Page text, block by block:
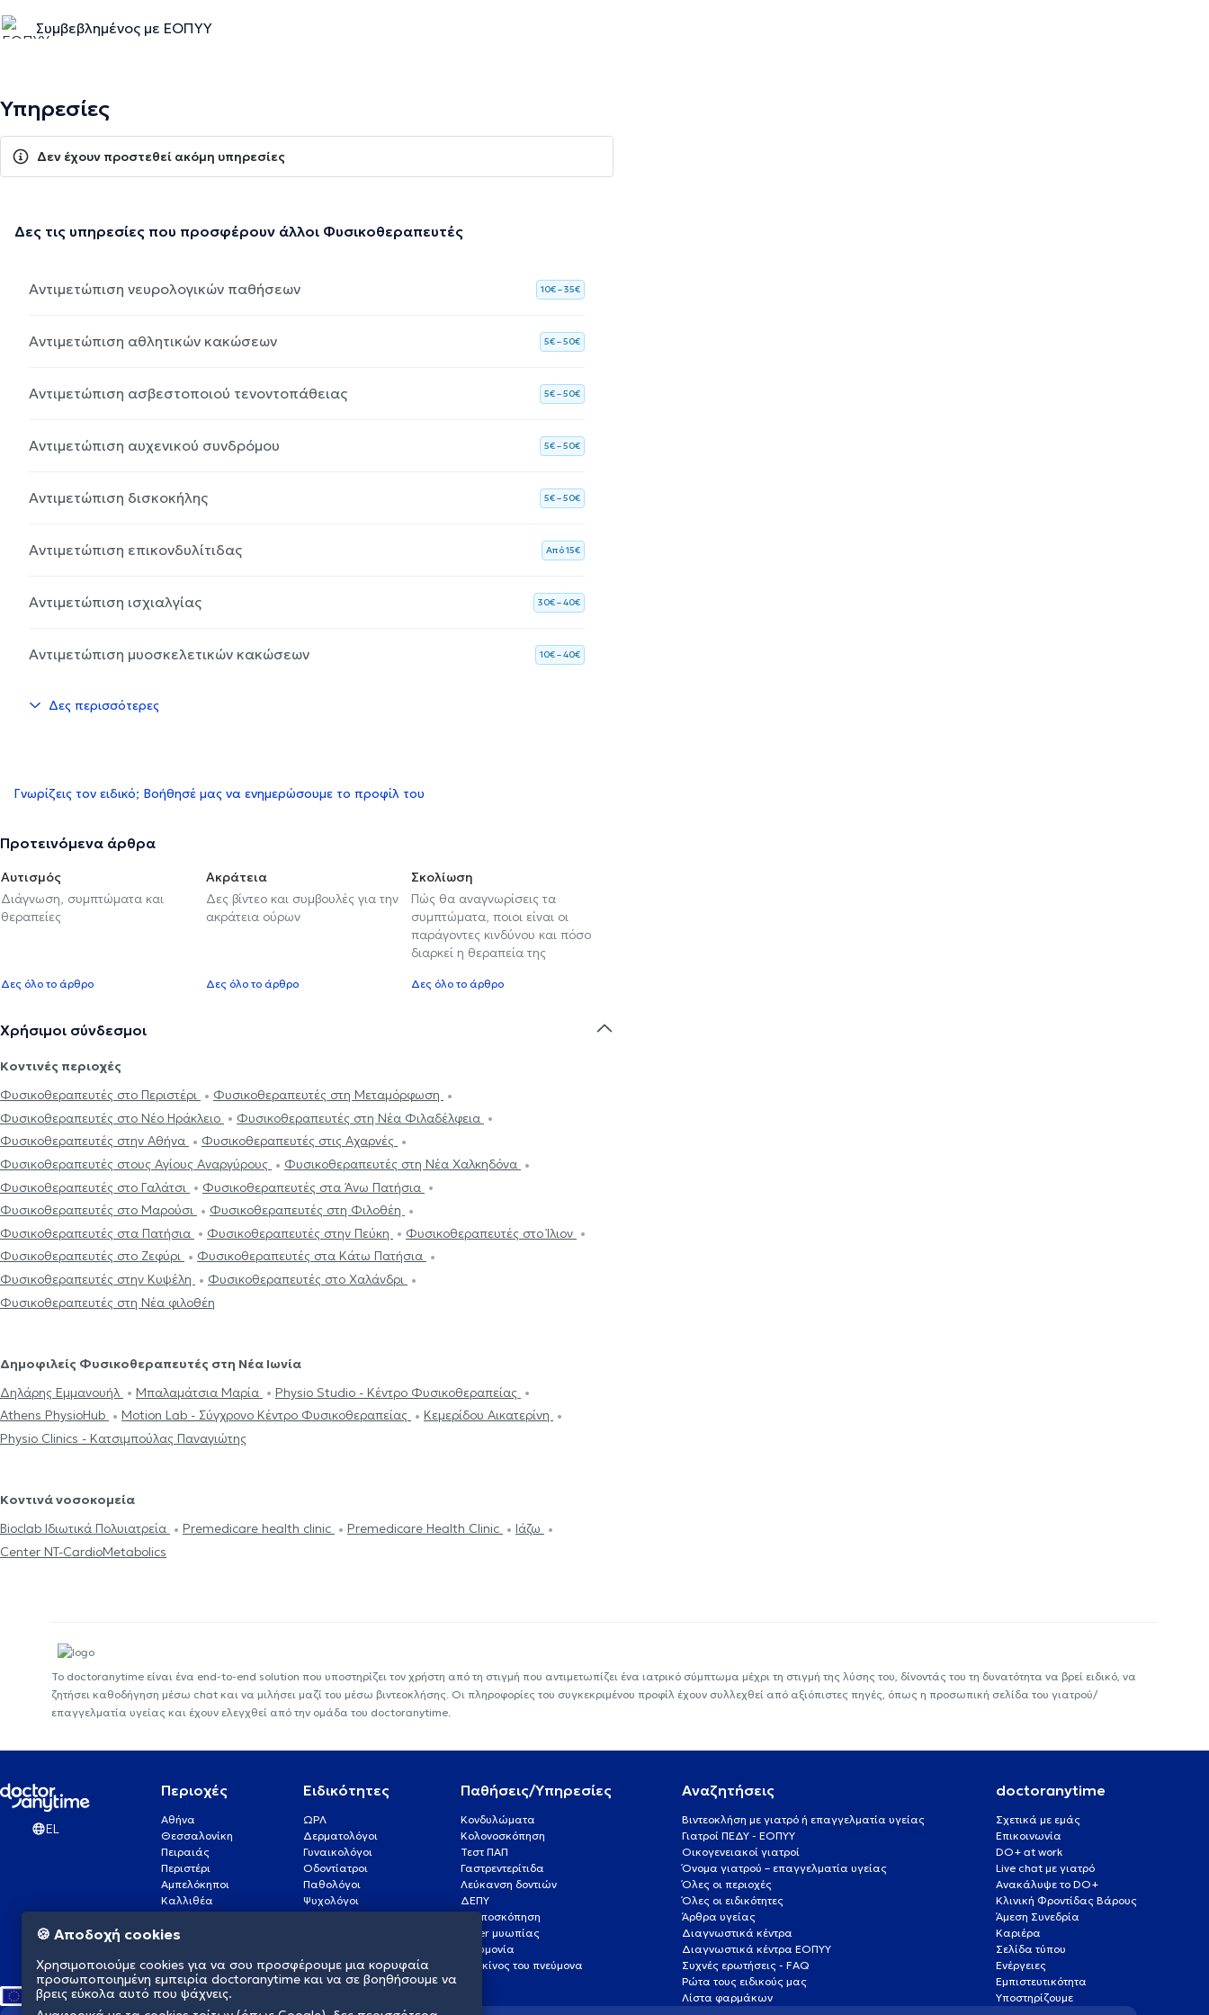
Συμβεβλημένος με ΕΟΠΥΥ
Υπηρεσίες
Δεν έχουν προστεθεί ακόμη υπηρεσίες
Δες τις υπηρεσίες που προσφέρουν άλλοι Φυσικοθεραπευτές
Αντιμετώπιση νευρολογικών παθήσεων 10€ – 35€
Αντιμετώπιση αθλητικών κακώσεων 5€ – 50€
Αντιμετώπιση ασβεστοποιού τενοντοπάθειας 5€ – 50€
Αντιμετώπιση αυχενικού συνδρόμου 5€ – 50€
Αντιμετώπιση δισκοκήλης 5€ – 50€
Αντιμετώπιση επικονδυλίτιδας Aπό 15€
Αντιμετώπιση ισχιαλγίας 30€ – 40€
Αντιμετώπιση μυοσκελετικών κακώσεων 10€ – 40€
Δες περισσότερες
Γνωρίζεις τον ειδικό; Βοήθησέ μας να ενημερώσουμε το προφίλ του
Προτεινόμενα άρθρα
Αυτισμός
Διάγνωση, συμπτώματα και
θεραπείες
Δες όλο το άρθρο
Ακράτεια
Δες βίντεο και συμβουλές για την
ακράτεια ούρων
Δες όλο το άρθρο
Σκολίωση
Πώς θα αναγνωρίσεις τα
συμπτώματα, ποιοι είναι οι
παράγοντες κινδύνου και πόσο
διαρκεί η θεραπεία της
Δες όλο το άρθρο
Χρήσιμοι σύνδεσμοι
Κοντινές περιοχές
Φυσικοθεραπευτές στο Περιστέρι
Φυσικοθεραπευτές στη Μεταμόρφωση
Φυσικοθεραπευτές στο Νέο Ηράκλειο
Φυσικοθεραπευτές στη Νέα Φιλαδέλφεια
Φυσικοθεραπευτές στην Αθήνα
Φυσικοθεραπευτές στις Αχαρνές
Φυσικοθεραπευτές στους Αγίους Αναργύρους
Φυσικοθεραπευτές στη Νέα Χαλκηδόνα
Φυσικοθεραπευτές στο Γαλάτσι
Φυσικοθεραπευτές στα Άνω Πατήσια
Φυσικοθεραπευτές στο Μαρούσι
Φυσικοθεραπευτές στη Φιλοθέη
Φυσικοθεραπευτές στα Πατήσια
Φυσικοθεραπευτές στην Πεύκη
Φυσικοθεραπευτές στο Ίλιον
Φυσικοθεραπευτές στο Ζεφύρι
Φυσικοθεραπευτές στα Κάτω Πατήσια
Φυσικοθεραπευτές στην Κυψέλη
Φυσικοθεραπευτές στο Χαλάνδρι
Φυσικοθεραπευτές στη Νέα φιλοθέη
Δημοφιλείς Φυσικοθεραπευτές στη Νέα Ιωνία
Δηλάρης Εμμανουήλ
Μπαλαμάτσια Μαρία
Physio Studio - Κέντρο Φυσικοθεραπείας
Athens PhysioHub
Motion Lab - Σύγχρονο Κέντρο Φυσικοθεραπείας
Κεμερίδου Αικατερίνη
Physio Clinics - Κατσιμπούλας Παναγιώτης
Κοντινά νοσοκομεία
Bioclab Ιδιωτικά Πολυιατρεία
Premedicare health clinic Premedicare Health Clinic
Ιάζω
Center NT-CardioMetabolics
Το doctoranytime είναι ένα end-to-end solution που υποστηρίζει τον χρήστη από τη στιγμή που αντιμετωπίζει ένα ιατρικό σύμπτωμα μέχρι τη στιγμή της λύσης του, δίνοντάς του τη δυνατότητα να βρεί ειδικό, να
ζητήσει καθοδήγηση μέσω chat και να μιλήσει μαζί του μέσω βιντεοκλήσης. Οι πληροφορίες του συγκεκριμένου προφίλ έχουν συλλεχθεί από αξιόπιστες πηγές, όπως η προσωπική σελίδα του γιατρού/
επαγγελματία υγείας και έχουν ελεγχθεί από την ομάδα του doctoranytime.
EL
Περιοχές
Αθήνα
Θεσσαλονίκη
Πειραιάς
Περιστέρι
Αμπελόκηποι
Καλλιθέα
Πάτρα
Γλυφάδα
Νέα Σμύρνη
Ειδικότητες
ΩΡΛ
Δερματολόγοι
Γυναικολόγοι
Οδοντίατροι
Παθολόγοι
Ψυχολόγοι
Οφθαλμίατροι
Καρδιολόγοι
Παθήσεις/Υπηρεσίες
Κονδυλώματα
Κολονοσκόπηση
Τεστ ΠΑΠ
Γαστρεντερίτιδα
Λεύκανση δοντιών
ΔΕΠΥ
Κολποσκόπηση
Laser μυωπίας
Πνευμονία
Καρκίνος του πνεύμονα
Αναζητήσεις
Βιντεοκλήση με γιατρό ή επαγγελματία υγείας
Γιατροί ΠΕΔΥ - ΕΟΠΥΥ
Οικογενειακοί γιατροί
Όνομα γιατρού – επαγγελματία υγείας
Όλες οι περιοχές
Όλες οι ειδικότητες
Άρθρα υγείας
Διαγνωστικά κέντρα
Διαγνωστικά κέντρα ΕΟΠΥΥ
Συχνές ερωτήσεις - FAQ
Ρώτα τους ειδικούς μας
Λίστα φαρμάκων
doctoranytime
Σχετικά με εμάς
Επικοινωνία
DO+ at work
Live chat με γιατρό
Ανακάλυψε το DO+
Κλινική Φροντίδας Βάρους
Άμεση Συνεδρία
Καριέρα
Σελίδα τύπου
Ενέργειες
Εμπιστευτικότητα
Υποστηρίζουμε
🍪 Αποδοχή cookies
Χρησιμοποιούμε cookies για να σου προσφέρουμε μια κορυφαία
προσωποποιημένη εμπειρία doctoranytime και να σε βοηθήσουμε να
βρεις εύκολα αυτό που ψάχνεις.